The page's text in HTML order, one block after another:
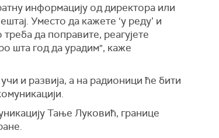
информацију од директора или
Уместо да кажете ‘у реду’ и
да поправите, реагујете
шта год да урадим", каже
и развија, а на радионици ће бити
Тање Луковић, границе